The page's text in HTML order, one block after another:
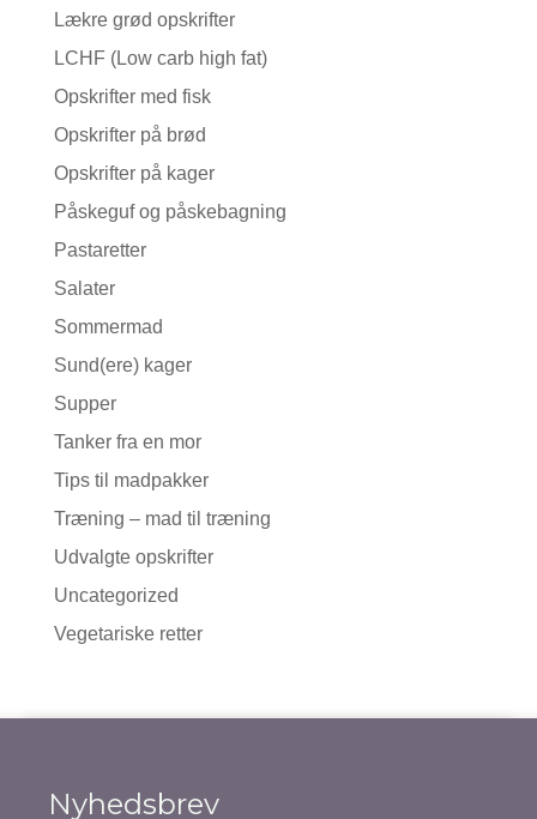
Lækre grød opskrifter
LCHF (Low carb high fat)
Opskrifter med fisk
Opskrifter på brød
Opskrifter på kager
Påskeguf og påskebagning
Pastaretter
Salater
Sommermad
Sund(ere) kager
Supper
Tanker fra en mor
Tips til madpakker
Træning – mad til træning
Udvalgte opskrifter
Uncategorized
Vegetariske retter
Nyhedsbrev